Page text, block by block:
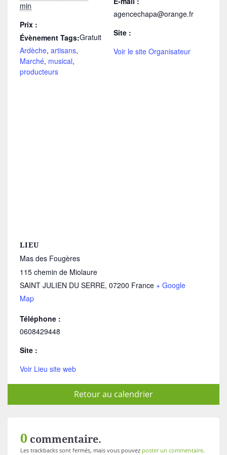
min
Prix :
Gratuit
Évènement Tags:
Ardèche, artisans,
Marché, musical,
producteurs
agencechapa@orange.fr
Site :
Voir le site Organisateur
LIEU
Mas des Fougères
115 chemin de Miolaure
SAINT JULIEN DU SERRE, 07200 France + Google
Map
Téléphone :
0608429448
Site :
Voir Lieu site web
Retour au calendrier
0 commentaire.
Les trackbacks sont fermés, mais vous pouvez poster un commentaire.